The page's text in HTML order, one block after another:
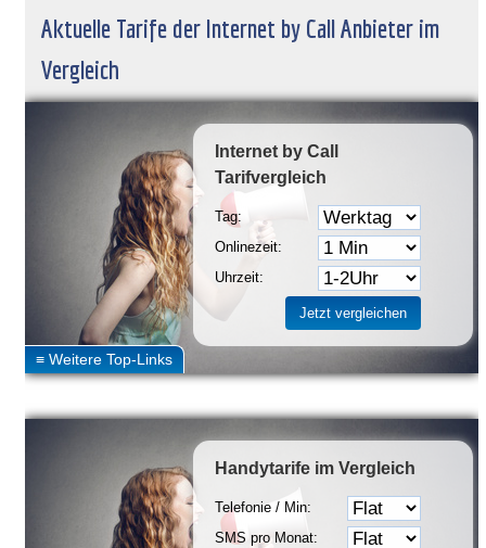
Aktuelle Tarife der Internet by Call Anbieter im
Vergleich
Internet by Call
Tarifvergleich
Tag:
Onlinezeit:
Uhrzeit:
Handytarife im Vergleich
Telefonie / Min:
SMS pro Monat: